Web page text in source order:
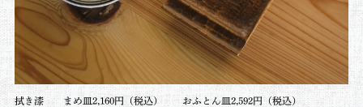
拭き漆 まめ皿2,160円（税込） おふとん皿2,592円 （税込）